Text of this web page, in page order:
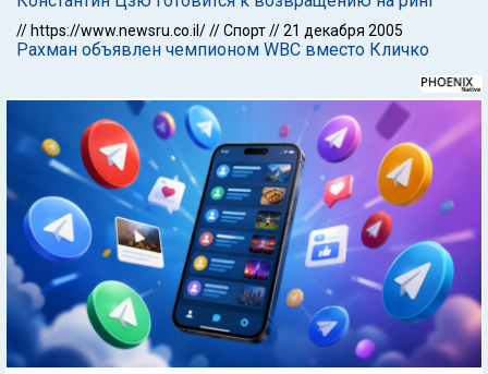
// https://www.newsru.co.il///Спорт//21 декабря 2005
Рахман объявлен чемпионом WBC вместо Кличко